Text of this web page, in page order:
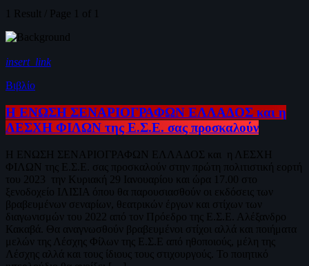
1 Result / Page 1 of 1
insert_link
Βιβλίο
Η ΕΝΩΣΗ ΣΕΝΑΡΙΟΓΡΑΦΩΝ ΕΛΛΑΔΟΣ και η
ΛΕΣΧΗ ΦΙΛΩΝ της Ε.Σ.Ε. σας προσκαλούν
Η ΕΝΩΣΗ ΣΕΝΑΡΙΟΓΡΑΦΩΝ ΕΛΛΑΔΟΣ και η ΛΕΣΧΗ
ΦΙΛΩΝ της Ε.Σ.Ε. σας προσκαλούν στην πρώτη πολιτιστική εορτή
του 2023 την Κυριακή 29 Ιανουαρίου και ώρα 17.00 στο
ξενοδοχείο ΙΛΙΣΙΑ όπου θα παρουσιασθούν οι εκδόσεις των
βραβευμένων σεναρίων, θεατρικών έργων και στίχων των
διαγωνισμών του 2022 από τον Πρόεδρο της Ε.Σ.Ε. Αλέξανδρο
Κακαβά. Θα αναγνωσθούν βραβευμένοι στίχοι αλλά και ποιήματα
μελών της Λέσχης Φίλων της Ε.Σ.Ε από ηθοποιούς, μέλη της
Λέσχης αλλά και τους ίδιους τους στιχουργούς. Το ποιητικό